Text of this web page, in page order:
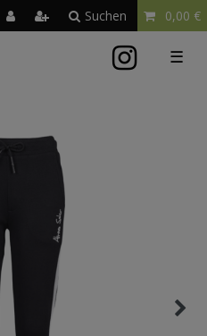
Suchen 0,00 €
☰